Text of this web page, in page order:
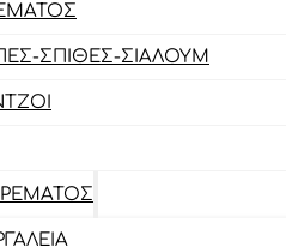
ΣΠΊΘΕΣ-ΣΊΑΛΟΥΜ